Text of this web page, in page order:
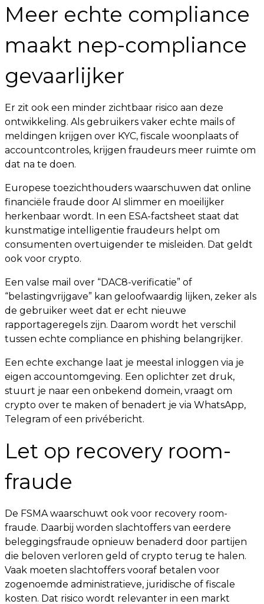
Meer echte compliance
maakt nep-compliance
gevaarlijker
Er zit ook een minder zichtbaar risico aan deze
ontwikkeling. Als gebruikers vaker echte mails of
meldingen krijgen over KYC, fiscale woonplaats of
accountcontroles, krijgen fraudeurs meer ruimte om
dat na te doen.
Europese toezichthouders waarschuwen dat online
financiële fraude door AI slimmer en moeilijker
herkenbaar wordt. In een ESA-factsheet staat dat
kunstmatige intelligentie fraudeurs helpt om
consumenten overtuigender te misleiden. Dat geldt
ook voor crypto.
Een valse mail over “DAC8-verificatie” of
“belastingvrijgave” kan geloofwaardig lijken, zeker als
de gebruiker weet dat er echt nieuwe
rapportageregels zijn. Daarom wordt het verschil
tussen echte compliance en phishing belangrijker.
Een echte exchange laat je meestal inloggen via je
eigen accountomgeving. Een oplichter zet druk,
stuurt je naar een onbekend domein, vraagt om
crypto over te maken of benadert je via WhatsApp,
Telegram of een privébericht.
Let op recovery room-
fraude
De FSMA waarschuwt ook voor recovery room-
fraude. Daarbij worden slachtoffers van eerdere
beleggingsfraude opnieuw benaderd door partijen
die beloven verloren geld of crypto terug te halen.
Vaak moeten slachtoffers vooraf betalen voor
zogenoemde administratieve, juridische of fiscale
kosten. Dat risico wordt relevanter in een markt